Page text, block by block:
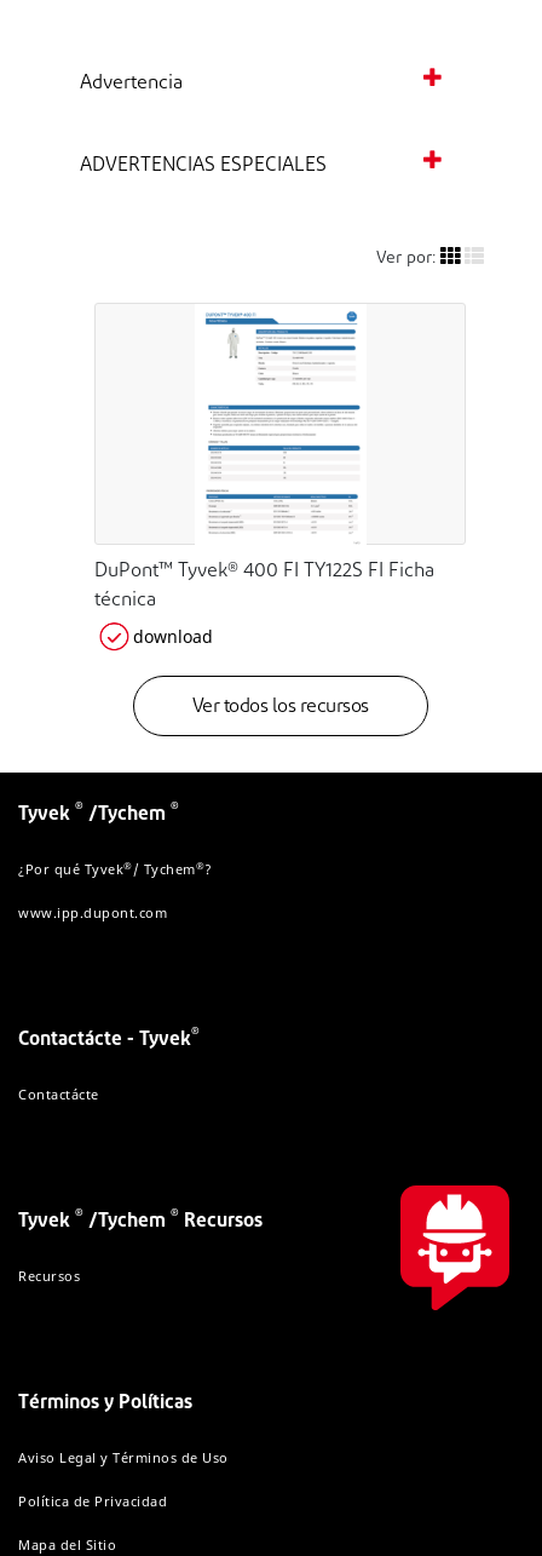
Advertencia
ADVERTENCIAS ESPECIALES
Ver por:
DuPont™ Tyvek® 400 FI TY122S FI Ficha
técnica
download
Ver todos los recursos
Tyvek ® /Tychem ®
¿Por qué Tyvek®/ Tychem®?
www.ipp.dupont.com
Contactácte - Tyvek®
Contactácte
Tyvek ® /Tychem ® Recursos
Recursos
Términos y Políticas
Aviso Legal y Términos de Uso
Política de Privacidad
Mapa del Sitio